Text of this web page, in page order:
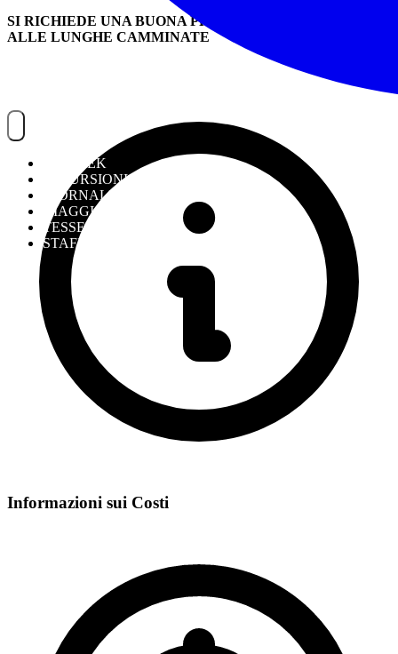
NOITREK
ESCURSIONI
GIORNALIERI
VIAGGI
TESSERAMENTO
STAFF
SI RICHIEDE UNA BUONA PREPARAZIONE FISICA
ALLE LUNGHE CAMMINATE
Informazioni sui Costi